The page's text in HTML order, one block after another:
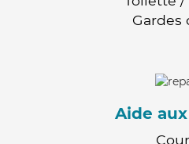
Gardes
Aide